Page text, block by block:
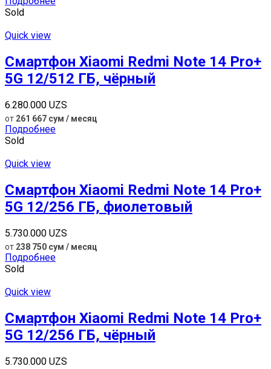
Sold
Quick view
Смартфон Xiaomi Redmi Note 14 Pro+
5G 12/512 ГБ, чёрный
6.280.000 UZS
от 261 667 сум / месяц
Подробнее
Sold
Quick view
Смартфон Xiaomi Redmi Note 14 Pro+
5G 12/256 ГБ, фиолетовый
5.730.000 UZS
от 238 750 сум / месяц
Подробнее
Sold
Quick view
Смартфон Xiaomi Redmi Note 14 Pro+
5G 12/256 ГБ, чёрный
5.730.000 UZS